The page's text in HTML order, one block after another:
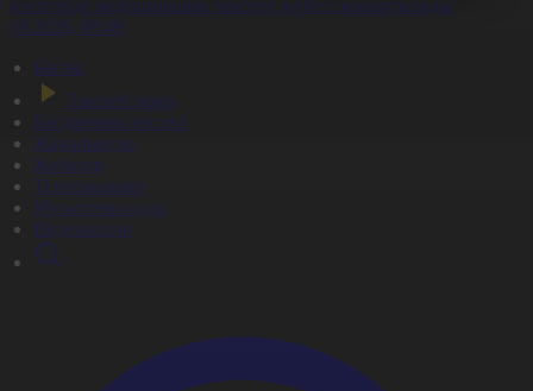
медициналық тексеру жүйесі жаңартылады
09:49
Басты
Тікелей эфир
Бағдарлама кестесі
Жаңалықтар
Жобалар
Телехикаялар
Мультсериалдар
Видеоархив